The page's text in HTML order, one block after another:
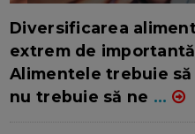
Diversificarea
extrem de
Alimentele trebuie
nu trebuie să ne ...